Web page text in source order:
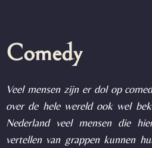
Comedy
Veel mensen zijn er dol op
over de hele wereld ook wel
Nederland veel mensen die
vertellen van grappen kunnen